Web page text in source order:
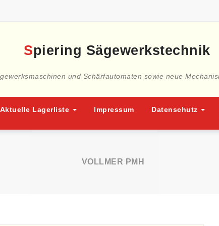
und Schärfautomaten sowie neue
Aktuelle Lagerliste Impressum Datenschutz
VOLLMER PMH